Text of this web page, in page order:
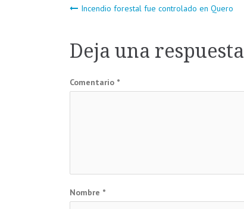
Navegación
de
entradas
Incendio forestal fue controlado en Quero
Deja una respuesta
Comentario *
Nombre *